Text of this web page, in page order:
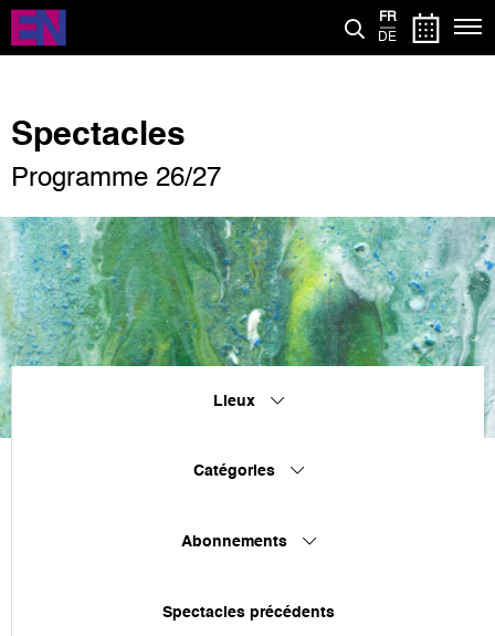
Aller
contenu
FR
DE
Spectacles
Programme 26/27
Lieux
Catégories
Abonnements
Spectacles précédents